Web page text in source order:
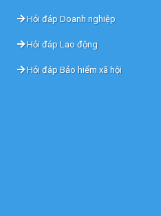
Hỏi đáp Doanh nghiệp
Hỏi đáp Lao động
Hỏi đáp Bảo hiểm xã hội